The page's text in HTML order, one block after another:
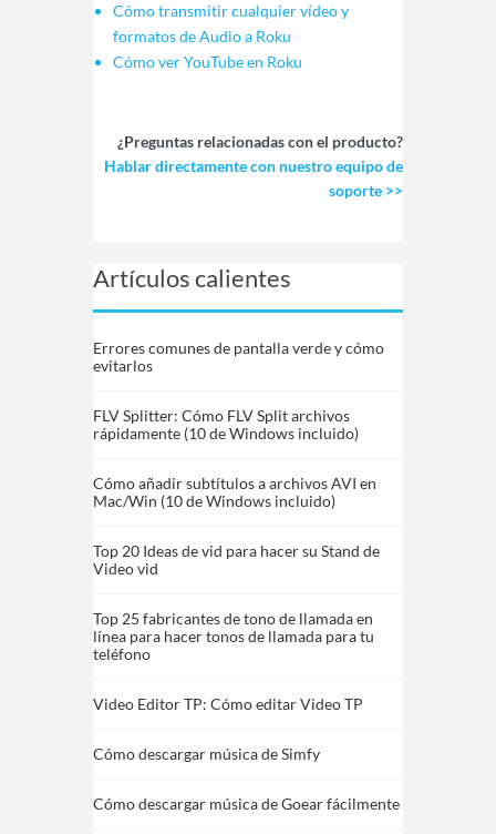
Cómo transmitir cualquier vídeo y
formatos de Audio a Roku
Cómo ver YouTube en Roku
¿Preguntas relacionadas con el producto?
Hablar directamente con nuestro equipo de
soporte >>
Artículos calientes
Errores comunes de pantalla verde y cómo
evitarlos
FLV Splitter: Cómo FLV Split archivos
rápidamente (10 de Windows incluido)
Cómo añadir subtítulos a archivos AVI en
Mac/Win (10 de Windows incluido)
Top 20 Ideas de vid para hacer su Stand de
Video vid
Top 25 fabricantes de tono de llamada en
línea para hacer tonos de llamada para tu
teléfono
Video Editor TP: Cómo editar Video TP
Cómo descargar música de Simfy
Cómo descargar música de Goear fácilmente